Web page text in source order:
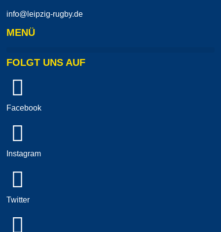
info@leipzig-rugby.de
MENÜ
FOLGT UNS AUF
Facebook
Instagram
Twitter